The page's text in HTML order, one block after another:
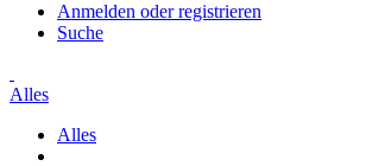
Anmelden oder registrieren
Suche
Alles
Alles